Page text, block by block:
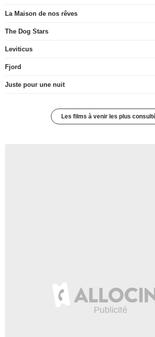
La Maison de nos rêves
The Dog Stars
Leviticus
Fjord
Juste pour une nuit
Les films à venir les plus